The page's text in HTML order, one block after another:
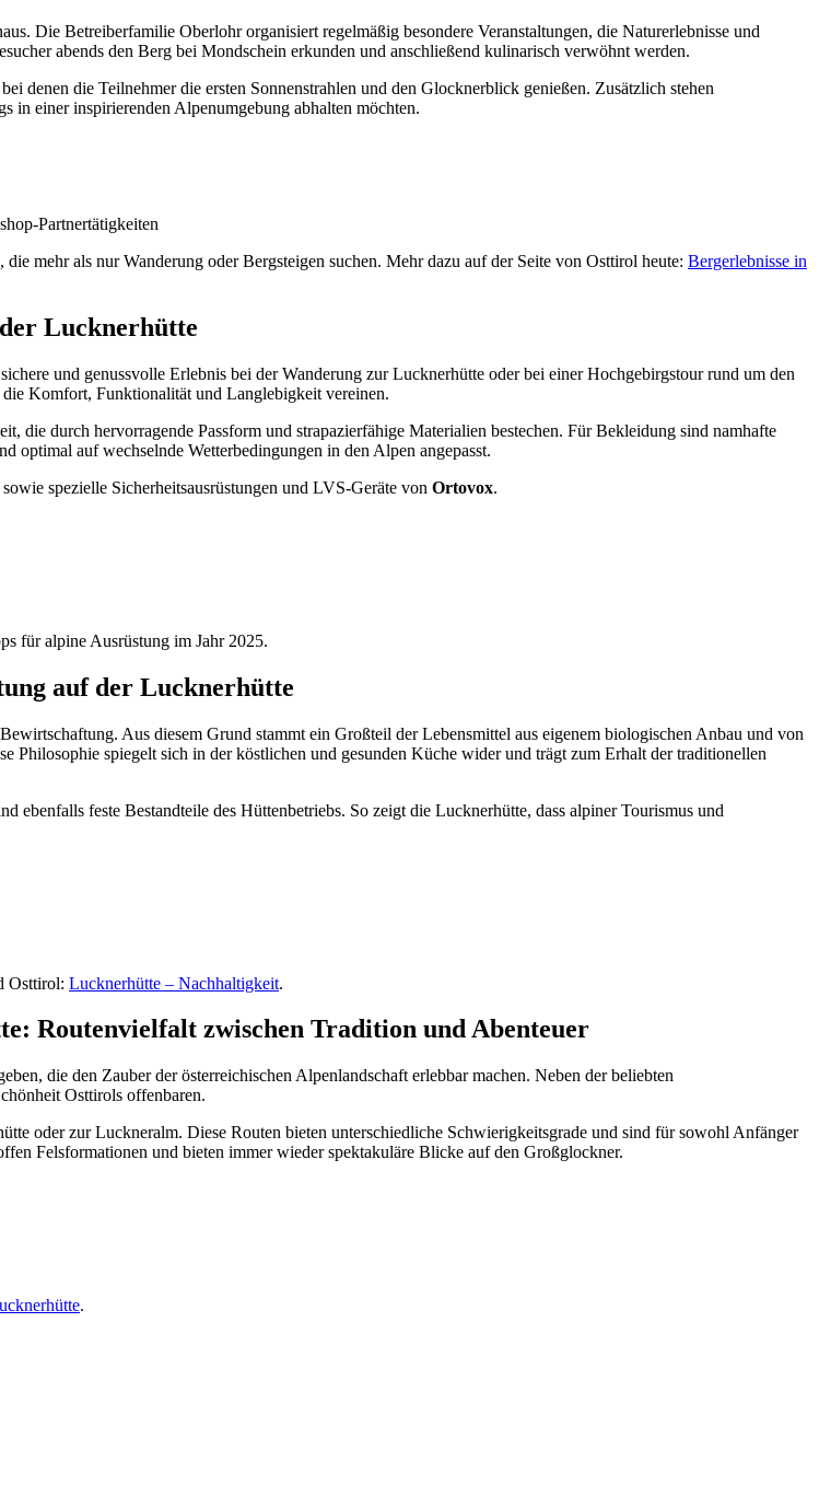
Die Betreiberfamilie Oberlohr organisiert regelmäßig besondere Veranstaltungen, die Naturerlebnisse und
abends den Berg bei Mondschein erkunden und anschließend kulinarisch verwöhnt werden.
denen die Teilnehmer die ersten Sonnenstrahlen und den Glocknerblick genießen. Zusätzlich stehen
in einer inspirierenden Alpenumgebung abhalten möchten.
Partnertätigkeiten
mehr als nur Wanderung oder Bergsteigen suchen. Mehr dazu auf der Seite von Osttirol heute: Bergerlebnisse in
Lucknerhütte
und genussvolle Erlebnis bei der Wanderung zur Lucknerhütte oder bei einer Hochgebirgstour rund um den
Komfort, Funktionalität und Langlebigkeit vereinen.
die durch hervorragende Passform und strapazierfähige Materialien bestechen. Für Bekleidung sind namhafte
optimal auf wechselnde Wetterbedingungen in den Alpen angepasst.
sowie spezielle Sicherheitsausrüstungen und LVS-Geräte von Ortovox.
für alpine Ausrüstung im Jahr 2025.
auf der Lucknerhütte
Aus diesem Grund stammt ein Großteil der Lebensmittel aus eigenem biologischen Anbau und von
Philosophie spiegelt sich in der köstlichen und gesunden Küche wider und trägt zum Erhalt der traditionellen
feste Bestandteile des Hüttenbetriebs. So zeigt die Lucknerhütte, dass alpiner Tourismus und
Osttirol: Lucknerhütte – Nachhaltigkeit.
Routenvielfalt zwischen Tradition und Abenteuer
die den Zauber der österreichischen Alpenlandschaft erlebbar machen. Neben der beliebten
Osttirols offenbaren.
oder zur Luckneralm. Diese Routen bieten unterschiedliche Schwierigkeitsgrade und sind für sowohl Anfänger
Felsformationen und bieten immer wieder spektakuläre Blicke auf den Großglockner.
.